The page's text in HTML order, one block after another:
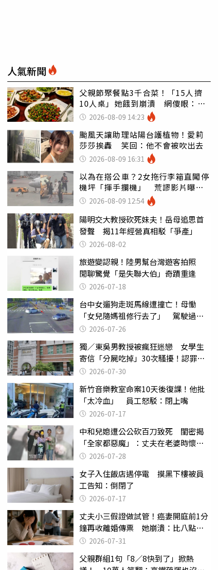
人氣新聞
父親節聚餐點3千合菜！「15人擠
10人桌」她餓到崩潰 網傻眼：讓
店家看笑話
2026-08-09 14:23
颱風天讓助理站陽台護植物！愛莉
莎莎挨轟 笑回：他不會被吹出去
2026-08-09 16:31
以為在搭公車？2女拖行李箱直闖停
機坪「揮手攔機」 荒謬影片曝網
傻眼2026-08-09 12:54
陽明交大教授砍死妹夫！岳母追思首
發聲 揭11年經營真相駁「爭產」
2026-08-02
旅遊變認親！陸男幫台灣遊客拍照
閒聊驚覺「是失聯大伯」奇蹟重逢
2026-07-18
台中女遛狗走斑馬線遭撞亡！母慟
「女兒隨媽祖修行去了」 駕駛過失
致死判9月
2026-07-26
獨／東吳男教授被瘋狂迷戀 女學生
寄信「分屍吃掉」30次騷擾！認罪免
關 2026-07-30
新竹音樂教室命案10天後復課！他批
「太冷血」 員工怒駁：閉上嘴
2026-07-17
中和兒媳遭公公砍百刀致死 閨密揭
「全家都惡魔」：丈夫在老婆時懷孕
摔東西
2026-07-28
女子入住飯店遇停電 摸黑下樓被員
工告知：倒閉了
2026-07-17
丈夫小三假證做試管！癌妻開庭前1分
鐘再收離婚傳票 她崩潰：比八點檔
還扯2026-07-31
父親群組1句「8／8快到了」掀熱